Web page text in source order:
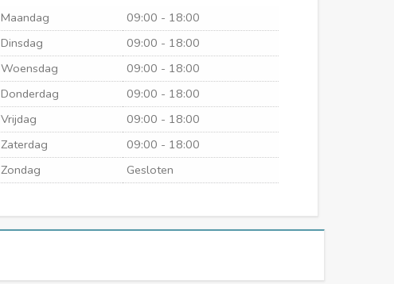
Maandag
09:00 - 18:00
Dinsdag
09:00 - 18:00
Woensdag
09:00 - 18:00
Donderdag
09:00 - 18:00
Vrijdag
09:00 - 18:00
Zaterdag
09:00 - 18:00
Zondag
Gesloten